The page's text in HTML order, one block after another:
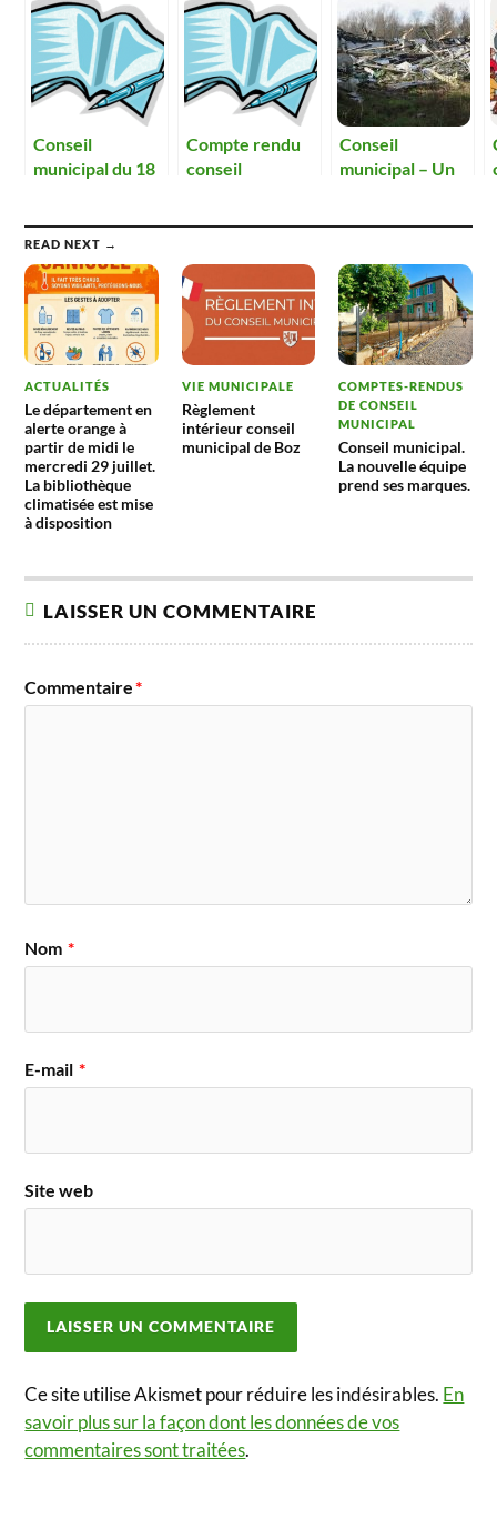
Conseil
municipal du 18
Compte rendu
conseil
Conseil
municipal – Un
porcherie.
READ NEXT →
ACTUALITÉS
Le département en
alerte orange à
partir de midi le
mercredi 29 juillet.
La bibliothèque
climatisée est mise
à disposition
VIE MUNICIPALE
Règlement
intérieur conseil
municipal de Boz
COMPTES-RENDUS
DE CONSEIL
MUNICIPAL
Conseil municipal.
La nouvelle équipe
prend ses marques.
LAISSER UN COMMENTAIRE
Commentaire*
Nom *
E-mail *
Site web
Ce site utilise Akismet pour réduire les indésirables. En
savoir plus sur la façon dont les données de vos
commentaires sont traitées.